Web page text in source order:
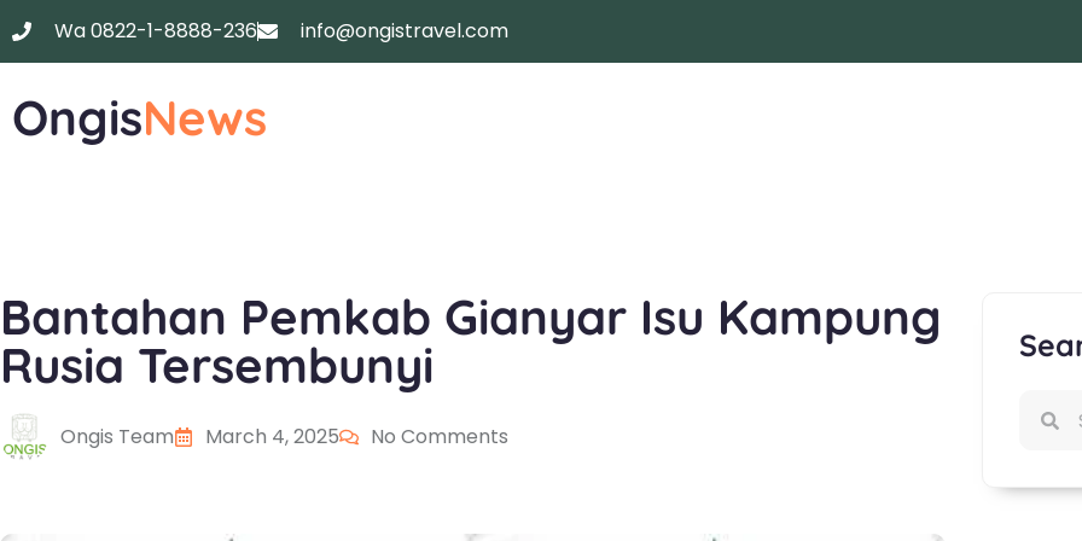
Wa 0822-1-8888-236 info@ongistravel.com
OngisNews
Bantahan Pemkab Gianyar Isu Kampung
Rusia Tersembunyi
Ongis Team March 4, 2025 No Comments